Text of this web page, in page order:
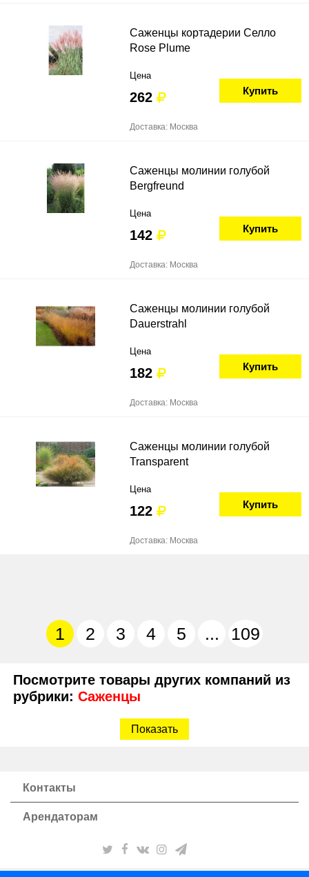
Саженцы кортадерии Селло
Rose Plume
Цена
262 Купить
Доставка: Москва
Саженцы молинии голубой
Bergfreund
Цена
142 Купить
Доставка: Москва
Саженцы молинии голубой
Dauerstrahl
Цена
182 Купить
Доставка: Москва
Саженцы молинии голубой
Transparent
Цена
122 Купить
Доставка: Москва
1 2 3 4 5 ... 109
Посмотрите товары других компаний из
рубрики: Саженцы
Показать
Контакты
Арендаторам